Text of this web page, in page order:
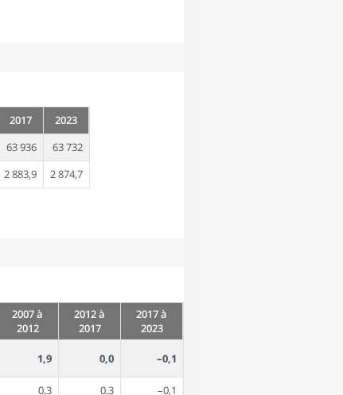
2017
2023
63 936
63 732
2 883,9
2 874,7
2007 à
2012
2012 à
2017
2017 à
2023
1,9 0,0 –0,1
0,3 0,3
–0,1